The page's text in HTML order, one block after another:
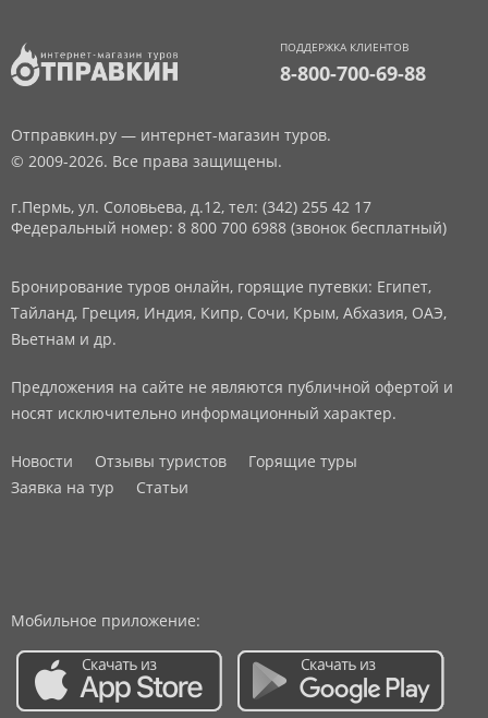
ПОДДЕРЖКА КЛИЕНТОВ
8-800-700-69-88
Отправкин.ру — интернет-магазин туров.
© 2009-2026. Все права защищены.
г.Пермь, ул. Соловьева, д.12, тел: (342) 255 42 17
Федеральный номер: 8 800 700 6988 (звонок бесплатный)
Бронирование туров онлайн, горящие путевки: Египет,
Тайланд, Греция, Индия, Кипр, Сочи, Крым, Абхазия, ОАЭ,
Вьетнам и др.
Предложения на сайте не являются публичной офертой и
носят исключительно информационный характер.
Новости Отзывы туристов
Горящие туры
Заявка на тур
Статьи
Мобильное приложение: